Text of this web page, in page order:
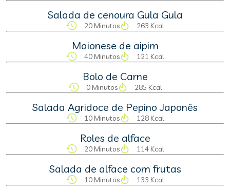
Salada de cenoura Gula Gula
20 Minutos 263 Kcal
Maionese de aipim
40 Minutos 121 Kcal
Bolo de Carne
0 Minutos 285 Kcal
Salada Agridoce de Pepino Japonês
10 Minutos 128 Kcal
Roles de alface
20 Minutos 114 Kcal
Salada de alface com frutas
10 Minutos 133 Kcal